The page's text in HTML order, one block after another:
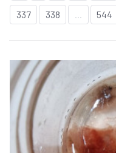
337 338 ... 544